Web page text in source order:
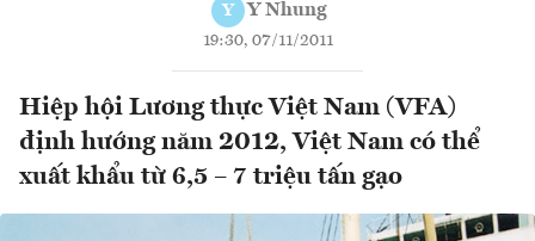
Y Y Nhung
19:30, 07/11/2011
Hiệp hội Lương thực Việt Nam (VFA)
định hướng năm 2012, Việt Nam có thể
xuất khẩu từ 6,5 – 7 triệu tấn gạo